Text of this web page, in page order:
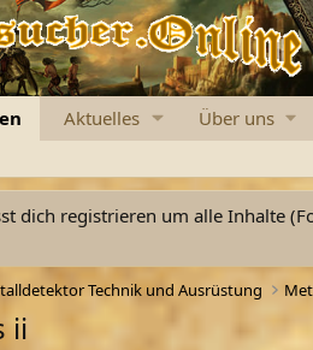
Aktuelles Über uns
dich registrieren um alle Inhalte
Technik und Ausrüstung
ii